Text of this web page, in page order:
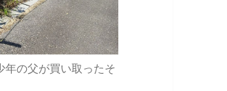
年の父が買い取ったそ